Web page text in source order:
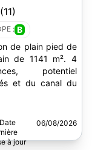
: B
de plain pied de
de 1141 m². 4
potentiel
et du canal du
06/08/2026